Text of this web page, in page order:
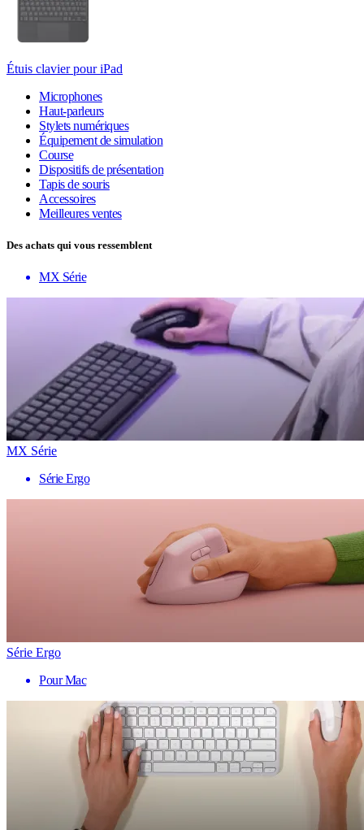
Étuis clavier pour iPad
Microphones
Haut-parleurs
Stylets numériques
Équipement de simulation
Course
Dispositifs de présentation
Tapis de souris
Accessoires
Meilleures ventes
Des achats qui vous ressemblent
MX Série
MX Série
Série Ergo
Série Ergo
Pour Mac